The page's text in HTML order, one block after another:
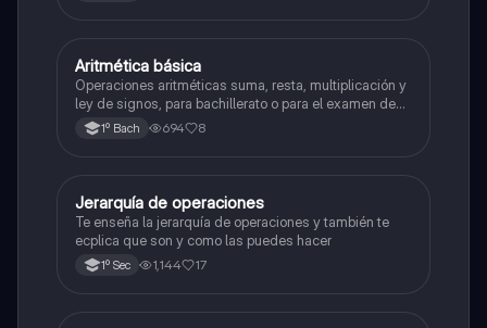
Matemáticas
Aritmética básica
Operaciones aritméticas suma, resta, multiplicación y
ley de signos, para bachillerato o para el examen de
admisión a la universidad
1º Bach 694 8
Matemáticas
Jerarquía de operaciones
Te enseña la jerarquía de operaciones y también te
ecplica que son y como las puedes hacer
1º Sec 1,144 17